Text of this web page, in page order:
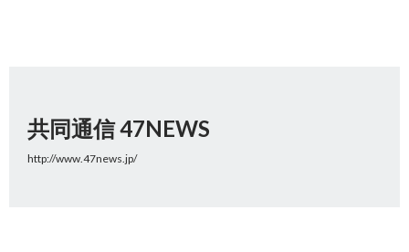
共同通信 47NEWS
http://www.47news.jp/